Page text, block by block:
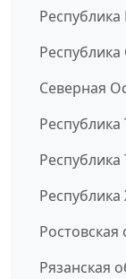
Республика
Северная
Республика
Республика
Республика
Ростовская
Рязанская